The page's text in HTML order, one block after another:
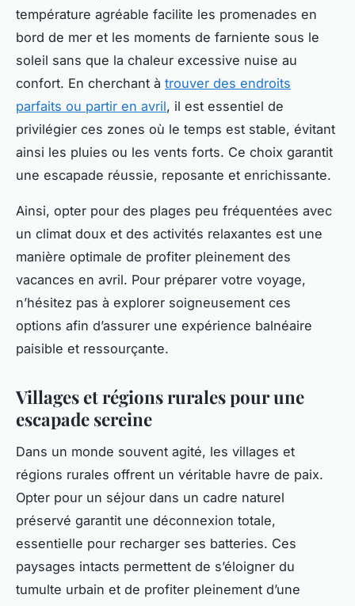
température agréable facilite les promenades en
bord de mer et les moments de farniente sous le
soleil sans que la chaleur excessive nuise au
confort. En cherchant à trouver des endroits
parfaits ou partir en avril, il est essentiel de
privilégier ces zones où le temps est stable, évitant
ainsi les pluies ou les vents forts. Ce choix garantit
une escapade réussie, reposante et enrichissante.
Ainsi, opter pour des plages peu fréquentées avec
un climat doux et des activités relaxantes est une
manière optimale de profiter pleinement des
vacances en avril. Pour préparer votre voyage,
n’hésitez pas à explorer soigneusement ces
options afin d’assurer une expérience balnéaire
paisible et ressourçante.
Villages et régions rurales pour une
escapade sereine
Dans un monde souvent agité, les villages et
régions rurales offrent un véritable havre de paix.
Opter pour un séjour dans un cadre naturel
préservé garantit une déconnexion totale,
essentielle pour recharger ses batteries. Ces
paysages intacts permettent de s’éloigner du
tumulte urbain et de profiter pleinement d’une